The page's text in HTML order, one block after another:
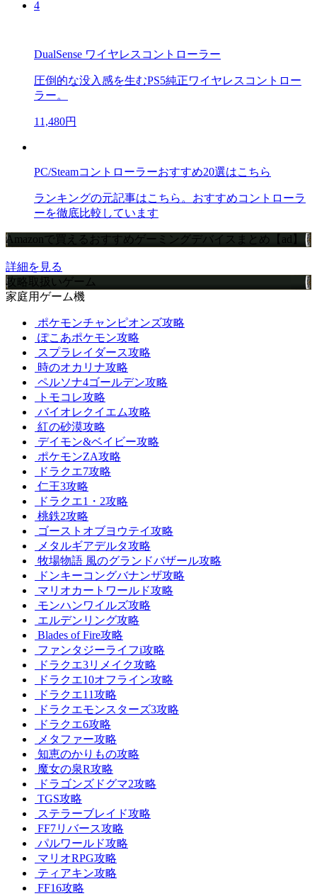
4
DualSense ワイヤレスコントローラー
圧倒的な没入感を生むPS5純正ワイヤレスコントロー
ラー。
11,480円
PC/Steamコントローラーおすすめ20選はこちら
ランキングの元記事はこちら。おすすめコントローラ
ーを徹底比較しています
Amazonで買えるおすすめゲーミングデバイスまとめ【ad】
詳細を見る
攻略取扱いゲーム
家庭用ゲーム機
ポケモンチャンピオンズ攻略
ぽこあポケモン攻略
スプラレイダース攻略
時のオカリナ攻略
ペルソナ4ゴールデン攻略
トモコレ攻略
バイオレクイエム攻略
紅の砂漠攻略
デイモン&ベイビー攻略
ポケモンZA攻略
ドラクエ7攻略
仁王3攻略
ドラクエ1・2攻略
桃鉄2攻略
ゴーストオブヨウテイ攻略
メタルギアデルタ攻略
牧場物語 風のグランドバザール攻略
ドンキーコングバナンザ攻略
マリオカートワールド攻略
モンハンワイルズ攻略
エルデンリング攻略
Blades of Fire攻略
ファンタジーライフi攻略
ドラクエ3リメイク攻略
ドラクエ10オフライン攻略
ドラクエ11攻略
ドラクエモンスターズ3攻略
ドラクエ6攻略
メタファー攻略
知恵のかりもの攻略
魔女の泉R攻略
ドラゴンズドグマ2攻略
TGS攻略
ステラーブレイド攻略
FF7リバース攻略
パルワールド攻略
マリオRPG攻略
ティアキン攻略
FF16攻略